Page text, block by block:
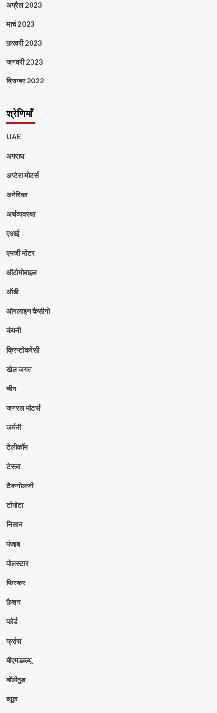
अप्रैल 2023
मार्च 2023
फ़रवरी 2023
जनवरी 2023
दिसम्बर 2022
श्रेणियाँ
UAE
अपराध
अप्टेरा मोटर्स
अमेरिका
अर्थव्यवस्था
एआई
एमजी मोटर
ऑटोमोबाइल
ऑडी
ऑनलाइन कैसीनो
कंपनी
क्रिप्टोकरेंसी
खेल जगत
चीन
जनरल मोटर्स
जर्मनी
टेलीकॉम
टेस्ला
टैकनोलजी
टोयोटा
निसान
पंजाब
पोलस्टार
फिस्कर
फ़ैशन
फोर्ड
फ्रांस
बीएमडब्ल्यू
बॉलीवुड
ब्यूक